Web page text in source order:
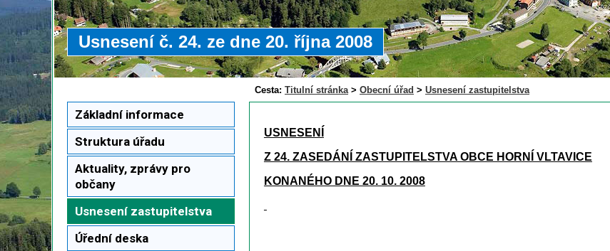
Usnesení č. 24. ze dne 20. října 2008
Cesta: Titulní stránka> Obecní úřad > Usnesení zastupitelstva
Základní informace
Struktura úřadu
Aktuality, zprávy pro
občany
Usnesení zastupitelstva
Úřední deska
USNESENÍ
Z 24. ZASEDÁNÍ ZASTUPITELSTVA OBCE HORNÍ VLTAVICE
KONANÉHO DNE 20. 10. 2008